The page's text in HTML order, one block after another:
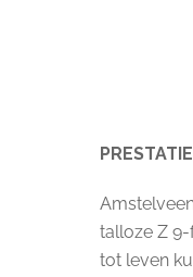
talloze Z
tot leven